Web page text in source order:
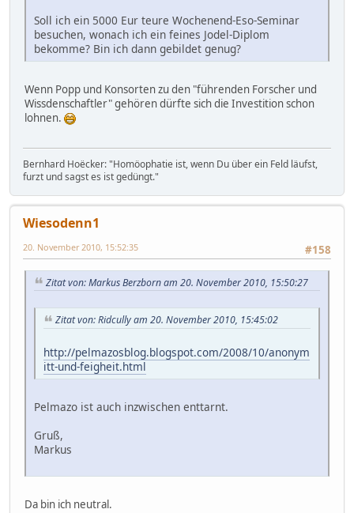
Soll ich ein 5000 Eur teure Wochenend-Eso-Seminar
besuchen, wonach ich ein feines Jodel-Diplom
bekomme? Bin ich dann gebildet genug?
Wenn Popp und Konsorten zu den "führenden Forscher und
Wissdenschaftler" gehören dürfte sich die Investition schon
lohnen.
Bernhard Hoëcker: "Homöophatie ist, wenn Du über ein Feld läufst,
furzt und sagst es ist gedüngt."
Wiesodenn1
#158
20. November 2010, 15:52:35
Zitat von: Markus Berzborn am 20. November 2010, 15:50:27
Zitat von: Ridcully am 20. November 2010, 15:45:02
http://pelmazosblog.blogspot.com/2008/10/anonym
itt-und-feigheit.html
Pelmazo ist auch inzwischen enttarnt.
Gruß,
Markus
Da bin ich neutral.